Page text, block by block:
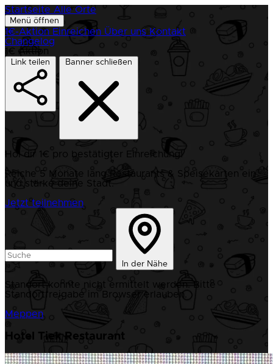
Startseite Alle Orte
Menü öffnen
1€-Aktion Einreichen Über uns Kontakt
Changelog
1€ Aktion
Link teilen Banner schließen
Hol dir 1€ pro bestätigter Einreichung!
Reiche 5 Monate lang Restaurants & Speisekarten ein
und stärke deine Stadt.
Jetzt teilnehmen
In der Nähe
Standort konnte nicht ermittelt werden. Bitte
Standortfreigabe im Browser erlauben.
Meppen
Hotel Tiek Restaurant